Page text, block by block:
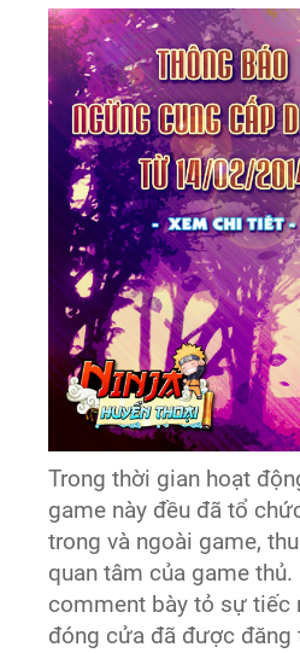
Trong thời gian hoạt
game này đều đã tổ
trong và ngoài game,
quan tâm của game
comment bày tỏ sự tiếc
đóng cửa đã được